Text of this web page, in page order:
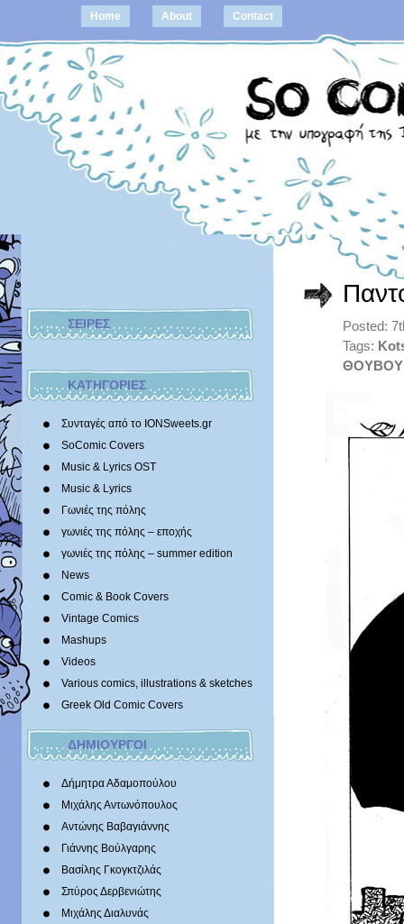
Home About Contact
ΣΕΙΡΕΣ
ΚΑΤΗΓΟΡΙΕΣ
Συνταγές από το IONSweets.gr
SoComic Covers
Music & Lyrics OST
Music & Lyrics
Γωνιές της πόλης
γωνιές της πόλης – εποχής
γωνιές της πόλης – summer edition
News
Comic & Book Covers
Vintage Comics
Mashups
Videos
Various comics, illustrations & sketches
Greek Old Comic Covers
ΔΗΜΙΟΥΡΓΟΙ
Δήμητρα Αδαμοπούλου
Μιχάλης Αντωνόπουλος
Αντώνης Βαβαγιάννης
Γιάννης Βούλγαρης
Βασίλης Γκογκτζιλάς
Σπύρος Δερβενιώτης
Mιχάλης Διαλυνάς
Posted:
Tags:
ΘΟΥΒΟΥ